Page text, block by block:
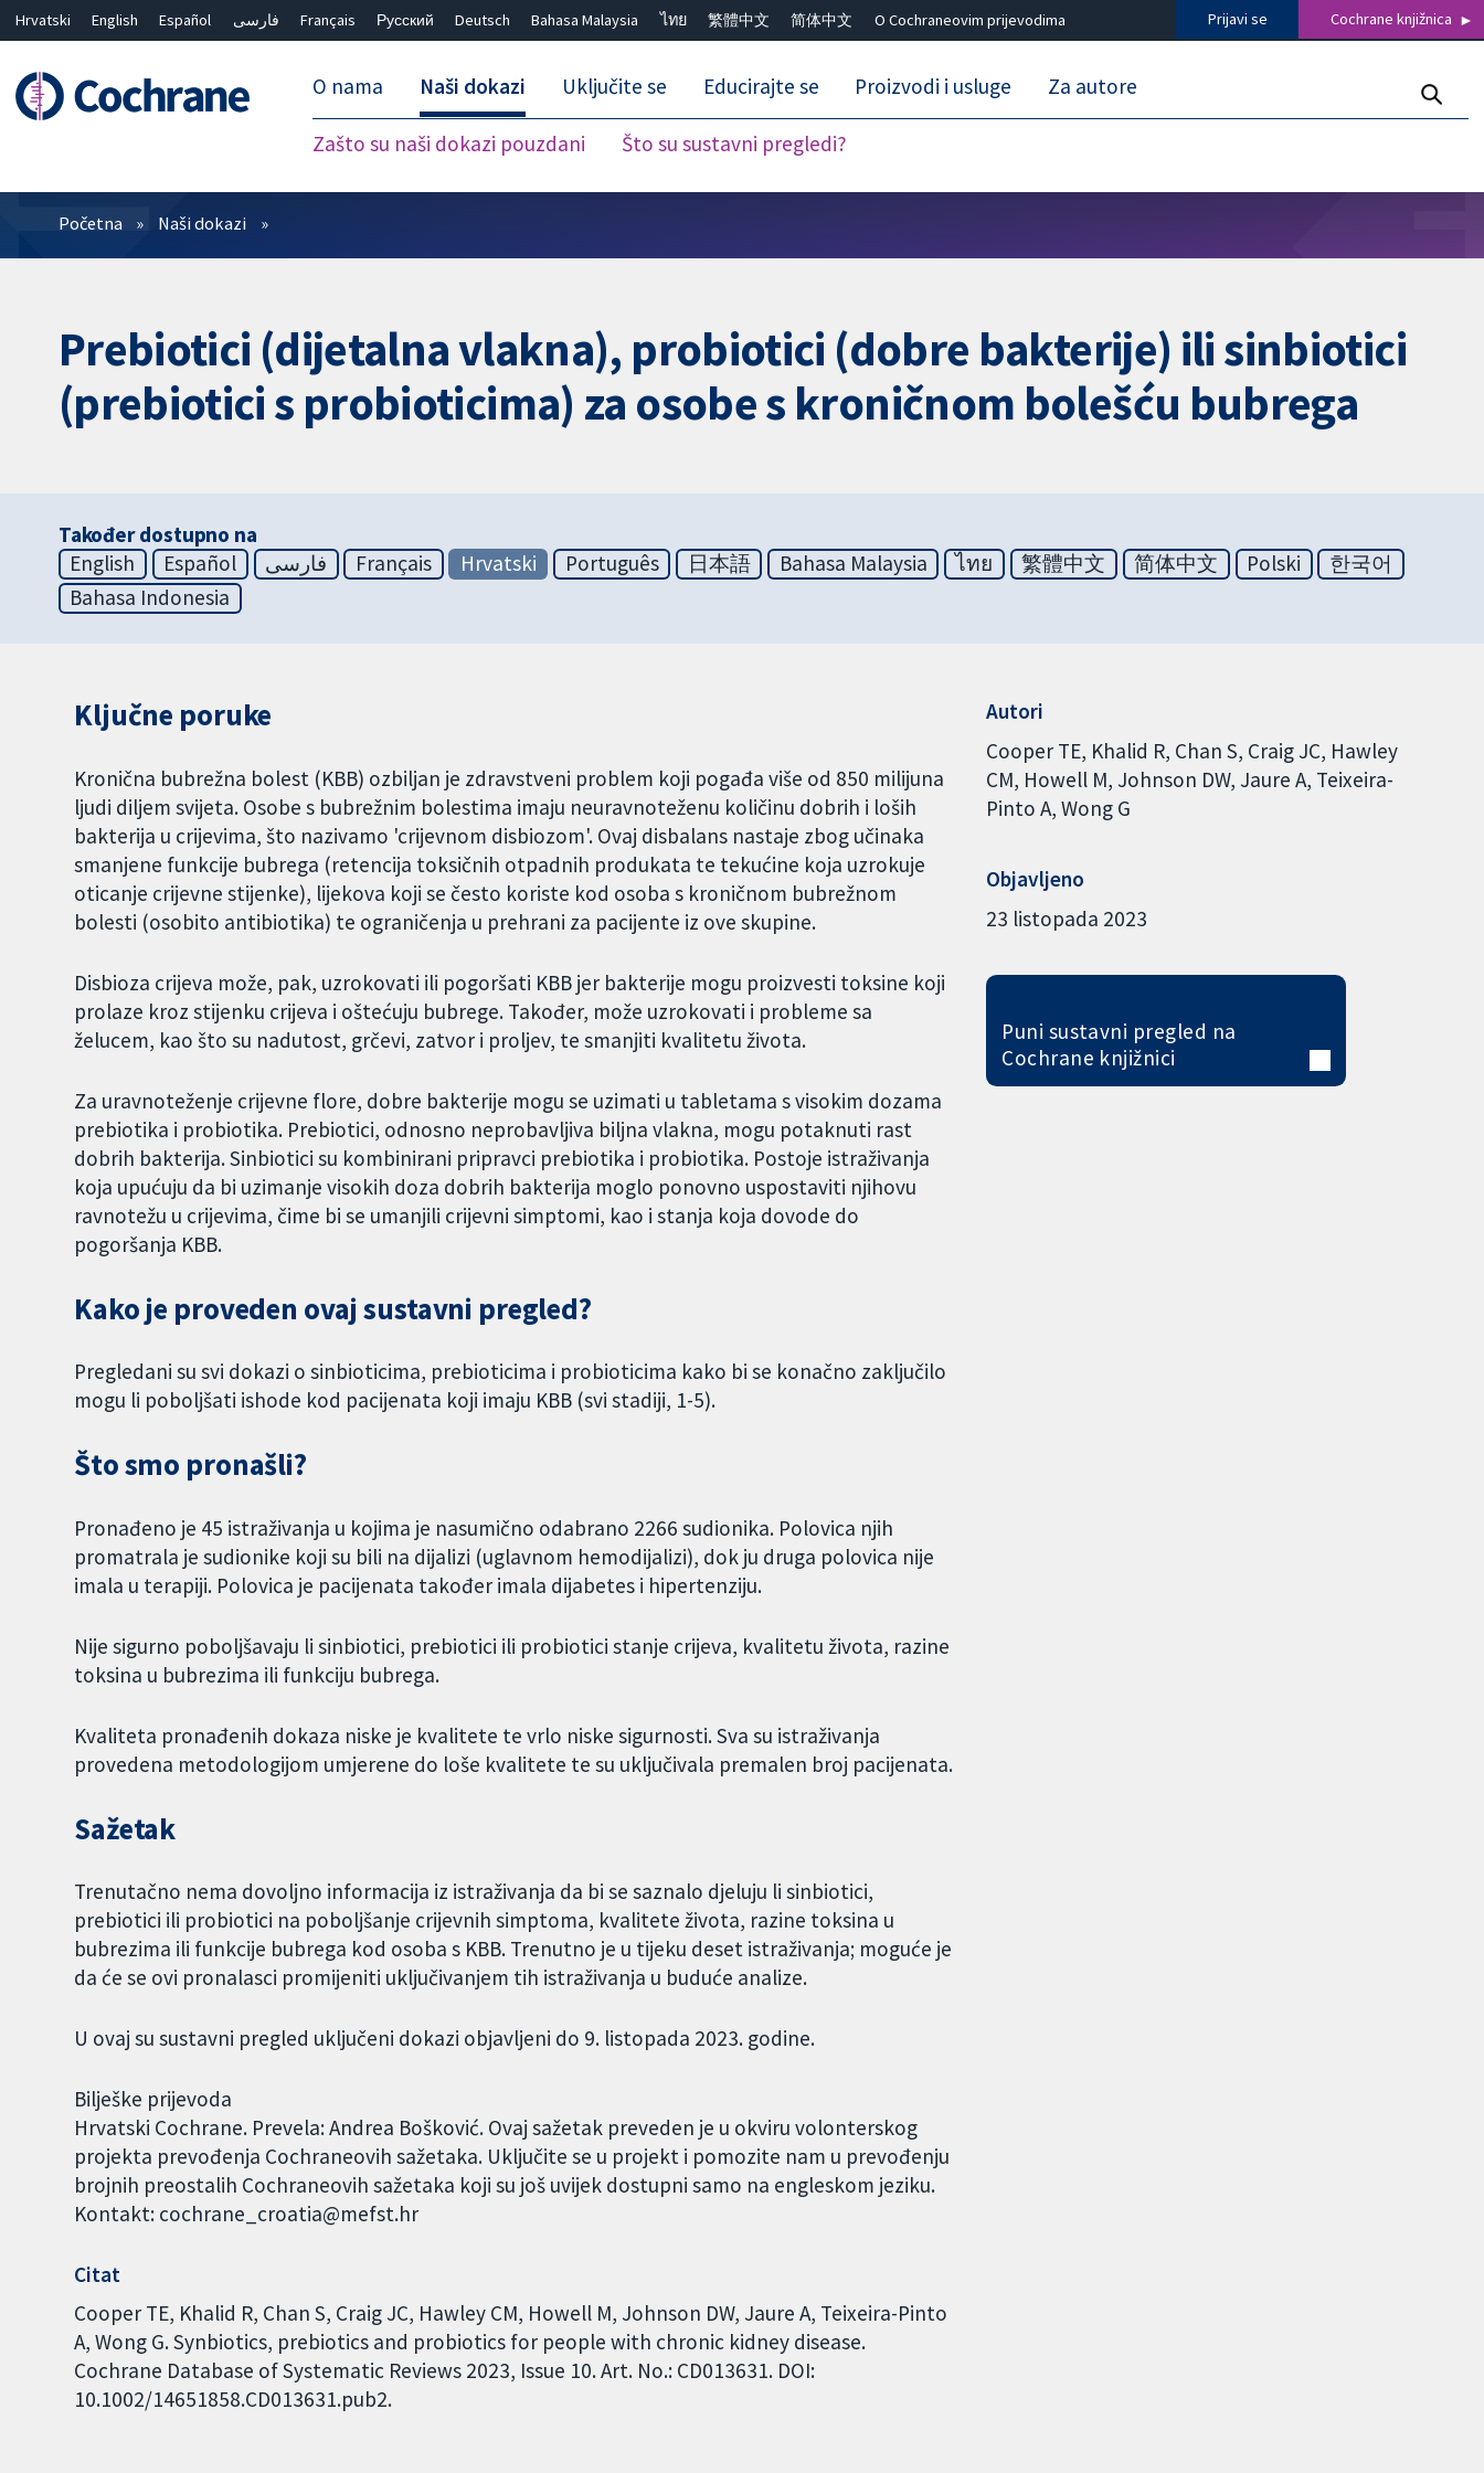
Hrvatski English Español فارسی Français Русский Deutsch Bahasa Malaysia ไทย 繁體中文 简体中文 O Cochraneovim prijevodima Prijavi se Cochrane knjižnica
O nama Naši dokazi
Zašto su naši dokazi pouzdani Što su sustavni pregledi?
Uključite se Educirajte se Proizvodi i usluge Za autore
Prečistači
Početna Naši dokazi
Prebiotici (dijetalna vlakna), probiotici (dobre bakterije) ili sinbiotici
(prebiotici s probioticima) za osobe s kroničnom bolešću bubrega
Također dostupno na
English
Español فارسی Français Hrvatski Português 日本語 Bahasa Malaysia ไทย 繁體中文 简体中文 Polski
한국어
Bahasa Indonesia
Ključne poruke
Kronična bubrežna bolest (KBB) ozbiljan je zdravstveni problem koji pogađa više od 850 milijuna
ljudi diljem svijeta. Osobe s bubrežnim bolestima imaju neuravnoteženu količinu dobrih i loših
bakterija u crijevima, što nazivamo 'crijevnom disbiozom'. Ovaj disbalans nastaje zbog učinaka
smanjene funkcije bubrega (retencija toksičnih otpadnih produkata te tekućine koja uzrokuje
oticanje crijevne stijenke), lijekova koji se često koriste kod osoba s kroničnom bubrežnom
bolesti (osobito antibiotika) te ograničenja u prehrani za pacijente iz ove skupine.
Disbioza crijeva može, pak, uzrokovati ili pogoršati KBB jer bakterije mogu proizvesti toksine koji
prolaze kroz stijenku crijeva i oštećuju bubrege. Također, može uzrokovati i probleme sa
želucem, kao što su nadutost, grčevi, zatvor i proljev, te smanjiti kvalitetu života.
Za uravnoteženje crijevne flore, dobre bakterije mogu se uzimati u tabletama s visokim dozama
prebiotika i probiotika. Prebiotici, odnosno neprobavljiva biljna vlakna, mogu potaknuti rast
dobrih bakterija. Sinbiotici su kombinirani pripravci prebiotika i probiotika. Postoje istraživanja
koja upućuju da bi uzimanje visokih doza dobrih bakterija moglo ponovno uspostaviti njihovu
ravnotežu u crijevima, čime bi se umanjili crijevni simptomi, kao i stanja koja dovode do
pogoršanja KBB.
Kako je proveden ovaj sustavni pregled?
Pregledani su svi dokazi o sinbioticima, prebioticima i probioticima kako bi se konačno zaključilo
mogu li poboljšati ishode kod pacijenata koji imaju KBB (svi stadiji, 1-5).
Što smo pronašli?
Pronađeno je 45 istraživanja u kojima je nasumično odabrano 2266 sudionika. Polovica njih
promatrala je sudionike koji su bili na dijalizi (uglavnom hemodijalizi), dok ju druga polovica nije
imala u terapiji. Polovica je pacijenata također imala dijabetes i hipertenziju.
Nije sigurno poboljšavaju li sinbiotici, prebiotici ili probiotici stanje crijeva, kvalitetu života, razine
toksina u bubrezima ili funkciju bubrega.
Kvaliteta pronađenih dokaza niske je kvalitete te vrlo niske sigurnosti. Sva su istraživanja
provedena metodologijom umjerene do loše kvalitete te su uključivala premalen broj pacijenata.
Sažetak
Trenutačno nema dovoljno informacija iz istraživanja da bi se saznalo djeluju li sinbiotici,
prebiotici ili probiotici na poboljšanje crijevnih simptoma, kvalitete života, razine toksina u
bubrezima ili funkcije bubrega kod osoba s KBB. Trenutno je u tijeku deset istraživanja; moguće je
da će se ovi pronalasci promijeniti uključivanjem tih istraživanja u buduće analize.
U ovaj su sustavni pregled uključeni dokazi objavljeni do 9. listopada 2023. godine.
Bilješke prijevoda
Hrvatski Cochrane. Prevela: Andrea Bošković. Ovaj sažetak preveden je u okviru volonterskog
projekta prevođenja Cochraneovih sažetaka. Uključite se u projekt i pomozite nam u prevođenju
brojnih preostalih Cochraneovih sažetaka koji su još uvijek dostupni samo na engleskom jeziku.
Kontakt: cochrane_croatia@mefst.hr
Citat
Cooper TE, Khalid R, Chan S, Craig JC, Hawley CM, Howell M, Johnson DW, Jaure A, Teixeira-Pinto
A, Wong G. Synbiotics, prebiotics and probiotics for people with chronic kidney disease.
Cochrane Database of Systematic Reviews 2023, Issue 10. Art. No.: CD013631. DOI:
10.1002/14651858.CD013631.pub2.
Autori
Cooper TE Khalid R Chan S Craig JC Hawley
CM Howell M Johnson DW Jaure A Teixeira-
Pinto A Wong G
Objavljeno
23 listopada 2023
Puni sustavni pregled na
Cochrane knjižnici